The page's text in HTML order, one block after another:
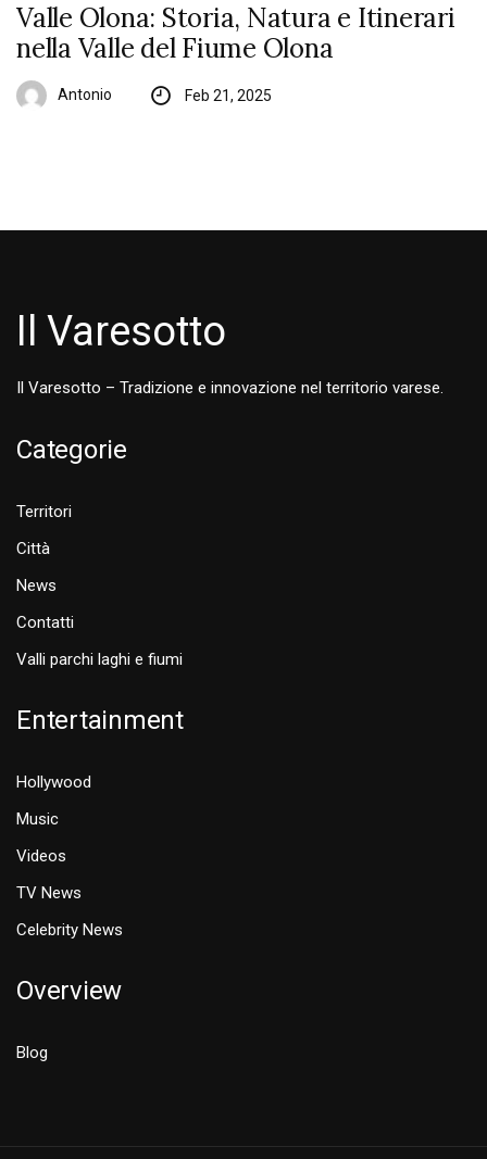
Valle Olona: Storia, Natura e Itinerari
nella Valle del Fiume Olona
Antonio Feb 21, 2025
Il Varesotto
Il Varesotto – Tradizione e innovazione nel territorio varese.
Categorie
Territori
Città
News
Contatti
Valli parchi laghi e fiumi
Entertainment
Hollywood
Music
Videos
TV News
Celebrity News
Overview
Blog